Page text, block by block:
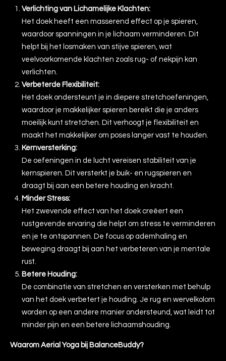
Verlichting van Lichamelijke Klachten:
Het doek heeft een masserend effect op je spieren,
waardoor spanningen in je lichaam verminderen. Dit
helpt bij het losmaken van stijve spieren, wat
veelvoorkomende klachten zoals rug- of nekpijn kan
verlichten.
Verbeterde Flexibiliteit:
Het doek ondersteunt je in diepere stretchoefeningen,
waardoor je makkelijker spieren bereikt die je anders
moeilijk kunt stretchen. Dit verhoogt je flexibiliteit en
maakt het makkelijker om poses langer vast te houden.
Kernversterking:
De oefeningen in de lucht vereisen stabiliteit van je
kernspieren. Dit versterkt je buik- en rugspieren en
draagt bij aan een betere houding en kracht.
Minder Stress:
Het zwevende effect van het doek creëert een
rustgevende ervaring die helpt om stress te verminderen
en je te ontspannen. De focus op ademhaling en
beweging draagt bij aan het verbeteren van je mentale
rust.
Betere Houding:
De combinatie van stretchen en versterken met behulp
van het doek verbetert je houding. Je rug en wervelkolom
worden op een andere manier ondersteund, wat leidt tot
minder pijn en een betere lichaamshouding.
Waarom Aerial Yoga bij BalanceBuddy?